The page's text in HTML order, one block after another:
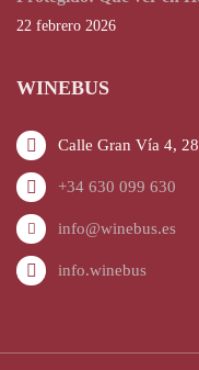
22 febrero 2026
WINEBUS
Calle Gran Vía 4,
+34 630 099 630
info@winebus.es
info.winebus